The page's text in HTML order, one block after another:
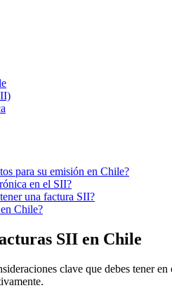
para su emisión en Chile?
en el SII?
una factura SII?
Chile?
SII en Chile
clave que debes tener